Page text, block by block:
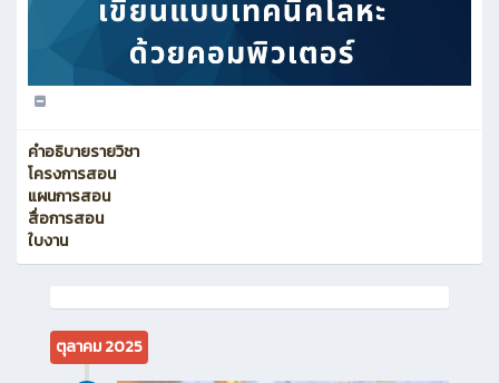
คำอธิบายรายวิชา
โครงการสอน
แผนการสอน
สื่อการสอน
ใบงาน
ตุลาคม 2025